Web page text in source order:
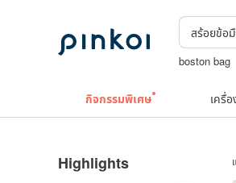
boston bag
กิจกรรมพิเศษ เครื่
Highlights